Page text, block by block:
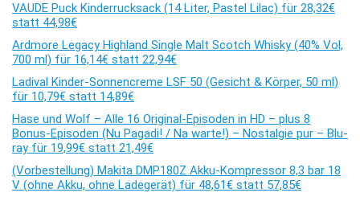
VAUDE Puck Kinderrucksack (14 Liter, Pastel Lilac) für 28,32€
statt 44,98€
Ardmore Legacy Highland Single Malt Scotch Whisky (40% Vol,
700 ml) für 16,14€ statt 22,94€
Ladival Kinder-Sonnencreme LSF 50 (Gesicht & Körper, 50 ml)
für 10,79€ statt 14,89€
Hase und Wolf – Alle 16 Original-Episoden in HD – plus 8
Bonus-Episoden (Nu Pagadi! / Na warte!) – Nostalgie pur – Blu-
ray für 19,99€ statt 21,49€
(Vorbestellung) Makita DMP180Z Akku-Kompressor 8,3 bar 18
V (ohne Akku, ohne Ladegerät) für 48,61€ statt 57,85€